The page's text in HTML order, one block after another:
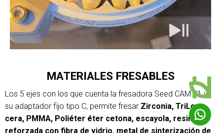
MATERIALES FRESABLES
Los 5 ejes con los que cuenta la fresadora Seed CAM T1 y
su adaptador fijo tipo C, permite fresar Zirconia, TriLor,
cera, PMMA, Poliéter éter cetona, escayola, resina
reforzada con fibra de vidrio, metal de sinterización de